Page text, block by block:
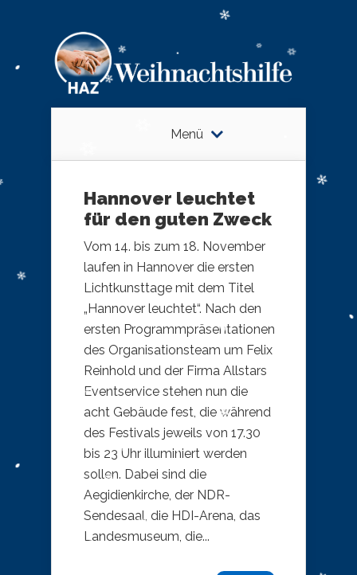
Menü
Hannover leuchtet
für den guten Zweck
Vom 14. bis zum 18. November
laufen in Hannover die ersten
Lichtkunsttage mit dem Titel
„Hannover leuchtet“. Nach den
ersten Programmpräsentationen
des Organisationsteam um Felix
Reinhold und der Firma Allstars
Eventservice stehen nun die
acht Gebäude fest, die während
des Festivals jeweils von 17.30
bis 23 Uhr illuminiert werden
sollen. Dabei sind die
Aegidienkirche, der NDR-
Sendesaal, die HDI-Arena, das
Landesmuseum, die...